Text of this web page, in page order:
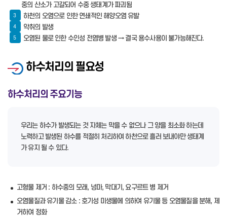
중의 산소가 고갈되어 수중 생태계가 파괴됨
3 하천의 오염으로 인한 연쇄적인 해양오염 유발
4 악취의 발생
5 오염된 물로 인한 수인성 전염병 발생 → 결국 용수사용이 불가능해진다.
하수처리의 필요성
하수처리의 주요기능
우리는 하수가 발생되는 것 자체는 막을 수 없으나 그 양을 최소화 하는데
노력하고 발생된 하수를 적절히 처리하여 하천으로 흘러 보내야만 생태계
가 유지 될 수 있다.
고형물 제거 : 하수중의 모래, 넝마, 막대기, 요구르트 병 제거
오염물질과 유기물 감소 : 호기성 미생물에 의하여 유기물 등 오염물질을 분해, 제
거하여 정화